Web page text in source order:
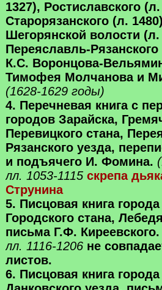
1327), Ростиславского
Старорязанского (л.
Шегорянской волости (л.
Переяславль-
К.С. Воронцова-
Тимофея Молчанова и
(1628-1629 годы)
4. Перечневая книга с
городов Зарайска,
Перевицкого стана,
Рязанского уезда,
и подъячего И. Фомина.
лл. 1053-1115 скрепа
Струнина
5. Писцовая книга
Городского стана,
письма Г.Ф. Киреевского.
лл. 1116-1206 не
листов.
6. Писцовая книга